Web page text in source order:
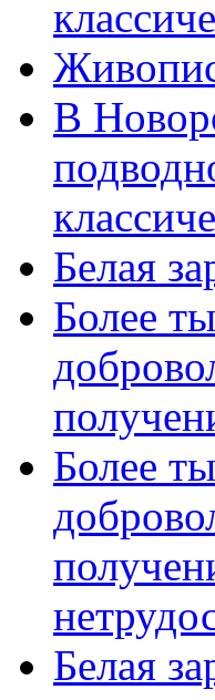
В
Белая
Более
Более
Белая